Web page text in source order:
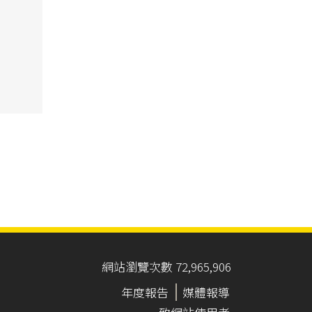
網站瀏覽次數 72,965,906
年度報告
媒體報導